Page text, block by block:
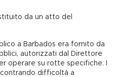
da un atto del
a Barbados era fornito da
autorizzati dal Direttore
operare su rotte specifiche. I
difficoltà a